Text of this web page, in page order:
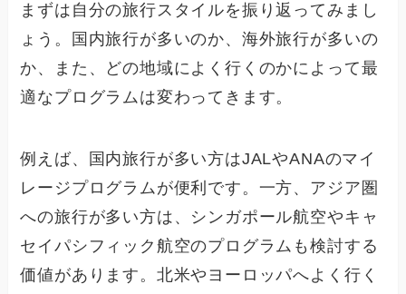
まずは自分の旅行スタイルを振り返ってみまし
ょう。国内旅行が多いのか、海外旅行が多いの
か、また、どの地域によく行くのかによって最
適なプログラムは変わってきます。
例えば、国内旅行が多い方はJALやANAのマイ
レージプログラムが便利です。一方、アジア圏
への旅行が多い方は、シンガポール航空やキャ
セイパシフィック航空のプログラムも検討する
価値があります。北米やヨーロッパへよく行く